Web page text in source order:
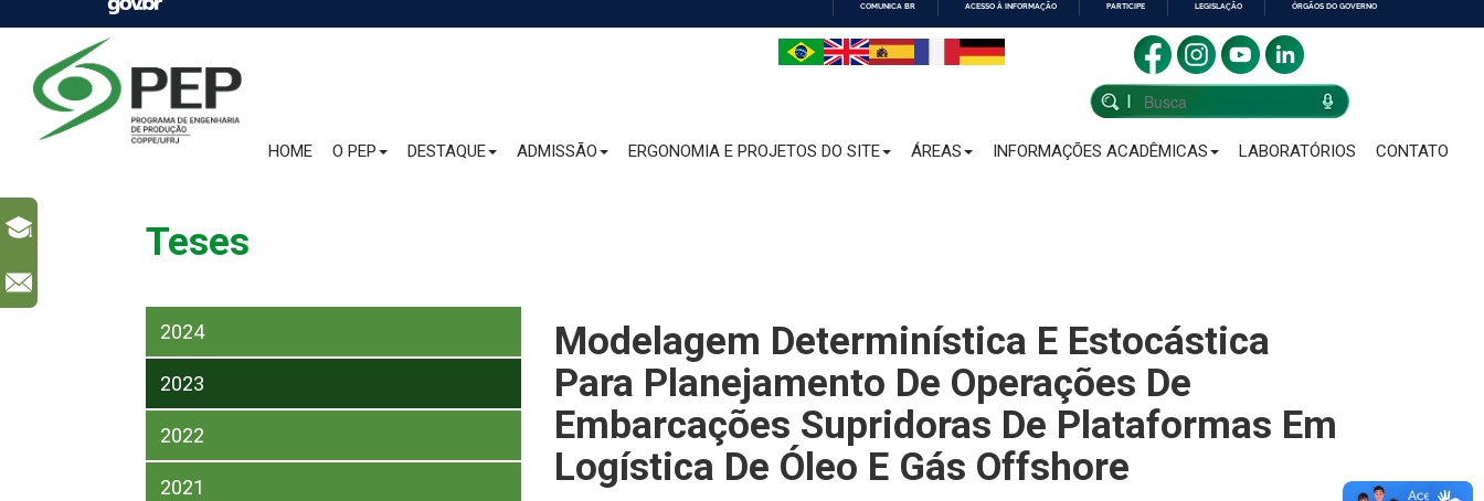
COMUNICA BR ACESSO À INFORMAÇÃO PARTICIPE LEGISLAÇÃO ÓRGÃOS DO GOVERNO
HOME O PEP DESTAQUE ADMISSÃO ERGONOMIA E PROJETOS DO SITE ÁREAS INFORMAÇÕES ACADÊMICAS LABORATÓRIOS CONTATO
Teses
2024
2023
2022
2021
Modelagem Determinística E Estocástica
Para Planejamento De Operações De
Embarcações Supridoras De Plataformas Em
Logística De Óleo E Gás Offshore